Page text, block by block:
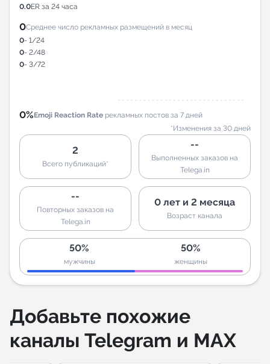
0.0ER за 24 часа
0Среднее число рекламных размещений в месяц
0- 1/24
0- 2/48
0- 3/72
0%Emoji Reaction Rate рекламных постов за 7 дней
*Изменения за 30 дней
2
Всего публикаций*
--
Выполненных заказов на
Telega.in
--
Повторных заказов на
Telega.in
0 лет и 2 месяца
Возраст канала
50%
мужчины
50%
женщины
Добавьте похожие
каналы Telegram и MAX